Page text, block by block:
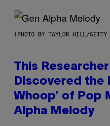
(PHOTO BY TAYLOR HILL/GETTY
This
Discovered the
Whoop’ of Pop
Alpha Melody